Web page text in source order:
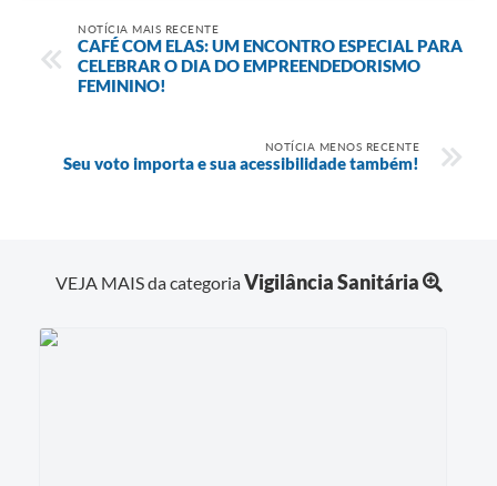
NOTÍCIA MAIS RECENTE
CAFÉ COM ELAS: UM ENCONTRO ESPECIAL PARA
CELEBRAR O DIA DO EMPREENDEDORISMO
FEMININO!
NOTÍCIA MENOS RECENTE
Seu voto importa e sua acessibilidade também!
VEJA MAIS da categoriaVigilância Sanitária